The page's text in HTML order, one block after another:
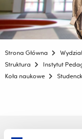
Strona Główna
Struktura
Instytut
Koła naukowe